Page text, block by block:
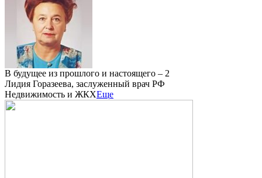
В будущее из прошлого и настоящего – 2
Лидия Горазеева, заслуженный врач РФ
Недвижимость и ЖКХЕще